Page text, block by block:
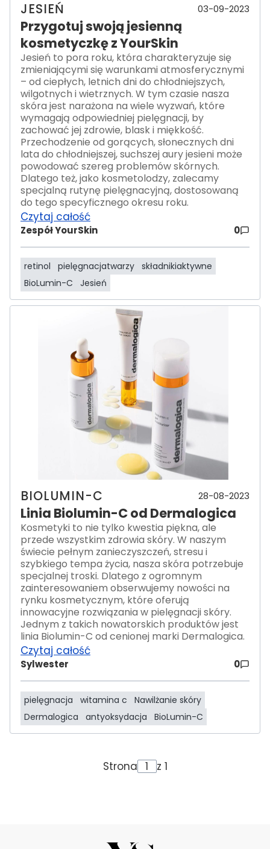
JESIEŃ 03-09-2023
Przygotuj swoją jesienną
kosmetyczkę z YourSkin
Jesień to pora roku, która charakteryzuje się
zmieniającymi się warunkami atmosferycznymi
– od ciepłych, letnich dni do chłodniejszych,
wilgotnych i wietrznych. W tym czasie nasza
skóra jest narażona na wiele wyzwań, które
wymagają odpowiedniej pielęgnacji, by
zachować jej zdrowie, blask i miękkość.
Przechodzenie od gorących, słonecznych dni
lata do chłodniejszej, suchszej aury jesieni może
powodować szereg problemów skórnych.
Dlatego też, jako kosmetolodzy, zalecamy
specjalną rutynę pielęgnacyjną, dostosowaną
do tego specyficznego okresu roku.
Czytaj całość
Zespół YourSkin 0
retinol pielęgnacjatwarzy składnikiaktywne
BioLumin-C
Jesień
BIOLUMIN-C 28-08-2023
Linia Biolumin-C od Dermalogica
Kosmetyki to nie tylko kwestia piękna, ale
przede wszystkim zdrowia skóry. W naszym
świecie pełnym zanieczyszczeń, stresu i
szybkiego tempa życia, nasza skóra potrzebuje
specjalnej troski. Dlatego z ogromnym
zainteresowaniem obserwujemy nowości na
rynku kosmetycznym, które oferują
innowacyjne rozwiązania w pielęgnacji skóry.
Jednym z takich nowatorskich produktów jest
linia Biolumin-C od cenionej marki Dermalogica.
Czytaj całość
Sylwester 0
pielęgnacja witamina c
Nawilżanie skóry
Dermalogica
antyoksydacja BioLumin-C
Strona z 1